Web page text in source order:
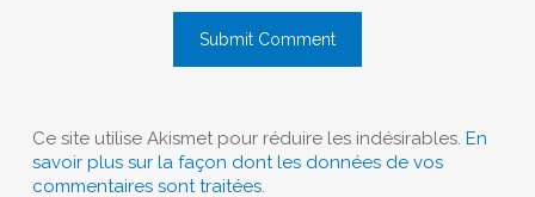
Ce site utilise Akismet pour réduire les indésirables. En
savoir plus sur la façon dont les données de vos
commentaires sont traitées.